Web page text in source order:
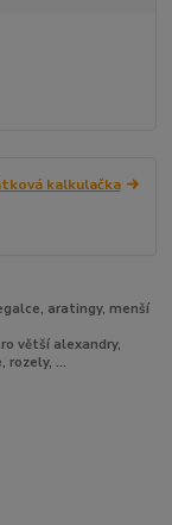
kalkulačka
aratingy, menší
větší alexandry,
rozely, ...